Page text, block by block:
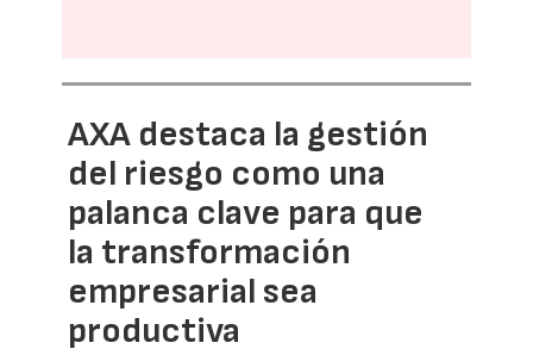
AXA destaca la gestión
del riesgo como una
palanca clave para que
la transformación
empresarial sea
productiva